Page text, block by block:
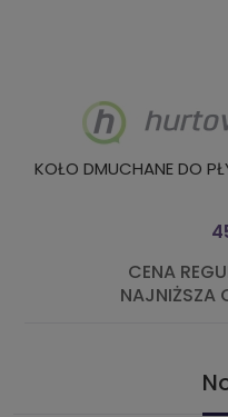
KOŁO DMUCHANE DO
CENA
NAJNIŻSZA